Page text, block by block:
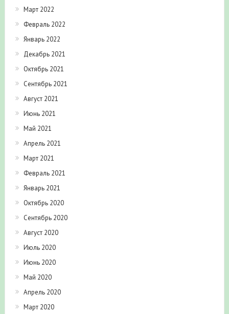
Март 2022
Февраль 2022
Январь 2022
Декабрь 2021
Октябрь 2021
Сентябрь 2021
Август 2021
Июнь 2021
Май 2021
Апрель 2021
Март 2021
Февраль 2021
Январь 2021
Октябрь 2020
Сентябрь 2020
Август 2020
Июль 2020
Июнь 2020
Май 2020
Апрель 2020
Март 2020